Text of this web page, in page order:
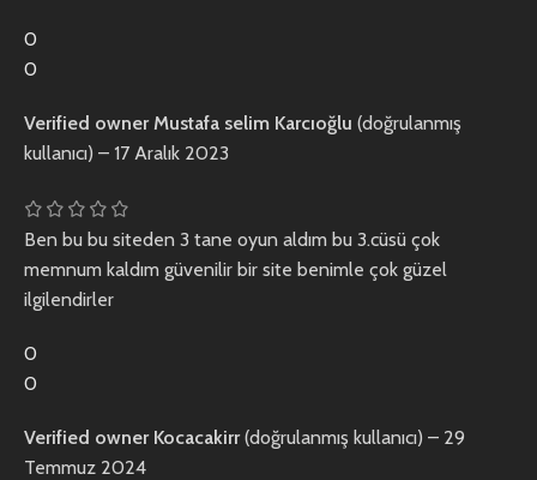
0
0
Verified ownerMustafa selim Karcıoğlu (doğrulanmış
kullanıcı) – 17 Aralık 2023
Ben bu bu siteden 3 tane oyun aldım bu 3.cüsü çok
memnum kaldım güvenilir bir site benimle çok güzel
ilgilendirler
0
0
Verified owner Kocacakirr(doğrulanmış kullanıcı) – 29
Temmuz 2024